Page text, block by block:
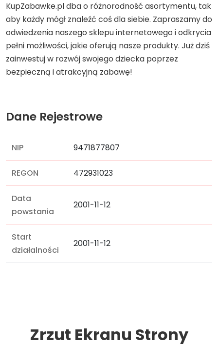
KupZabawke.pl dba o różnorodność asortymentu, tak
aby każdy mógł znaleźć coś dla siebie. Zapraszamy do
odwiedzenia naszego sklepu internetowego i odkrycia
pełni możliwości, jakie oferują nasze produkty. Już dziś
zainwestuj w rozwój swojego dziecka poprzez
bezpieczną i atrakcyjną zabawę!
Dane Rejestrowe
NIP 9471877807
REGON 472931023
Data
powstania
2001-11-12
Start
działalności
2001-11-12
Zrzut Ekranu Strony